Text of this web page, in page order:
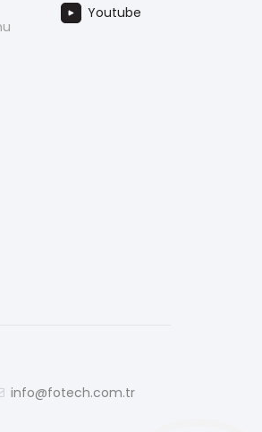
Youtube
info@fotech.com.tr